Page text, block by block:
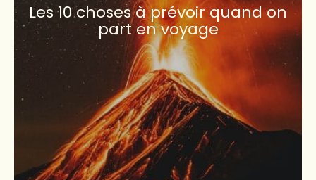
Les 10 choses à prévoir quand on
part en voyage